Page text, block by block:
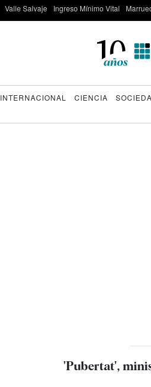
Valle Salvaje Ingreso Mínimo Vital
INTERNACIONAL CIENCIA
'Pubertat',